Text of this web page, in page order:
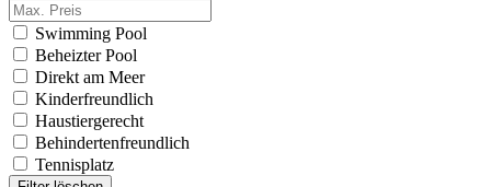
Swimming Pool
Beheizter Pool
Direkt am Meer
Kinderfreundlich
Haustiergerecht
Behindertenfreundlich
Tennisplatz